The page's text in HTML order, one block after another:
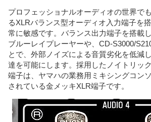
プロフェッショナルオーディオの世界で
るXLRバランス型オーディオ入力端子を
常に敏感です。バランス出力端子を搭載
ブルーレイプレーヤーや、CD-S3000/
とで、外部ノイズによる音質劣化を低減
達を可能にします。採用したノイトリッ
端子は、ヤマハの業務用ミキシングコン
されている金メッキXLR端子です。